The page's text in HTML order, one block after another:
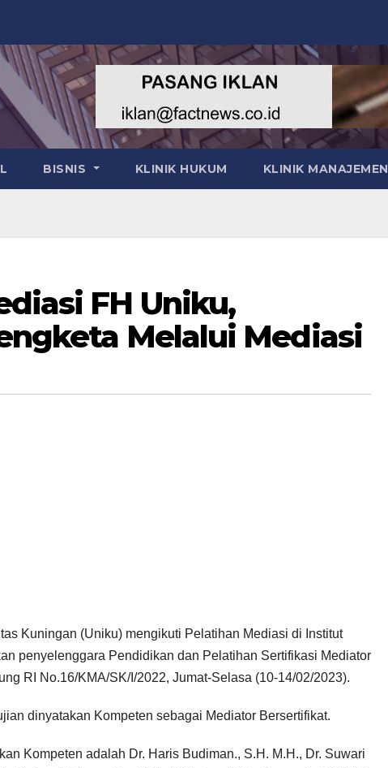
BISNIS KLINIK HUKUM KLINIK MANAJEMEN
FH Uniku,
Melalui Mediasi
Kuningan (Uniku) mengikuti Pelatihan Mediasi di Institut
penyelenggara Pendidikan dan Pelatihan Sertifikasi Mediator
RI No.16/KMA/SK/I/2022, Jumat-Selasa (10-14/02/2023).
dinyatakan Kompeten sebagai Mediator Bersertifikat.
Kompeten adalah Dr. Haris Budiman., S.H. M.H., Dr. Suwari